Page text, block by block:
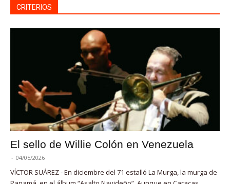
CRITERIOS
El sello de Willie Colón en Venezuela
- 04/05/2026
VÍCTOR SUÁREZ - En diciembre del 71 estalló La Murga, la murga de